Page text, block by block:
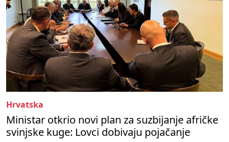
Hrvatska
Ministar otkrio novi plan za suzbijanje afričke
svinjske kuge: Lovci dobivaju pojačanje